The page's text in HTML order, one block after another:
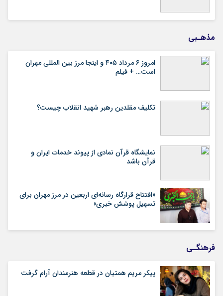
مذهـبی
امروز ۶ مرداد ۴۰۵ و اینجا مرز بین المللی مهران
است… + فیلم
تکلیف مقلدین رهبر شهید انقلاب چیست؟
نمایشگاه قرآن نمادی از پیوند خدمات ایران و
قرآن باشد
«افتتاح قرارگاه رسانه‌ای اربعین در مرز مهران برای
تسهیل پوشش خبری»
فرهنگـی
پیکر مریم همتیان در قطعه هنرمندان آرام گرفت